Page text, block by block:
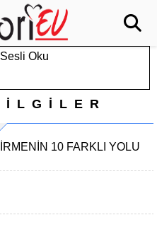
Oku
10 FARKLI YOLU